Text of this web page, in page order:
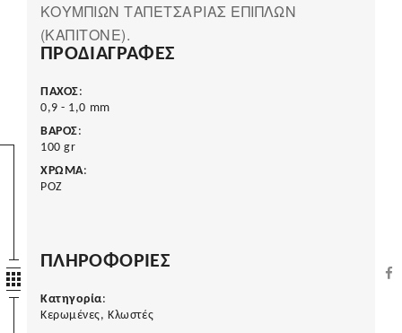
ΚΟΥΜΠΙΩΝ ΤΑΠΕΤΣΑΡΙΑΣ ΕΠΙΠΛΩΝ
(ΚΑΠΙΤΟΝΕ).
ΠΡΟΔΙΑΓΡΑΦΈΣ
ΠΑΧΟΣ:
0,9 - 1,0 mm
ΒΑΡΟΣ:
100 gr
ΧΡΩΜΑ:
ΡΟΖ
ΠΛΗΡΟΦΟΡΙΕΣ
Κατηγορία:
Κερωμένες, Κλωστές